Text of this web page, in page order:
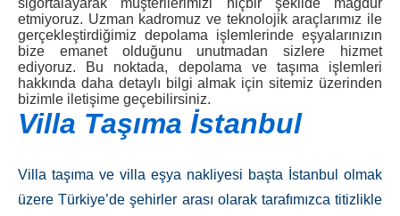
sigortalayarak müşterilerimizi hiçbir şekilde mağdur
etmiyoruz. Uzman kadromuz ve teknolojik araçlarımız ile
gerçekleştirdiğimiz depolama işlemlerinde eşyalarınızın
bize emanet olduğunu unutmadan sizlere hizmet
ediyoruz. Bu noktada, depolama ve taşıma işlemleri
hakkında daha detaylı bilgi almak için sitemiz üzerinden
bizimle iletişime geçebilirsiniz.
Villa Taşıma İstanbul
Villa taşıma ve villa eşya nakliyesi başta İstanbul olmak
üzere Türkiye’de şehirler arası olarak tarafımızca titizlikle